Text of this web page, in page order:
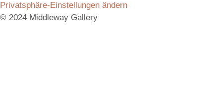
Privatsphäre-Einstellungen ändern
© 2024 Middleway Gallery